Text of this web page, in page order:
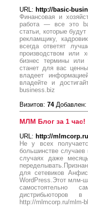
URL: http://basic-
Финансовая и
работа — все это
статьи, которые
рекламщику,
всегда ответят
производством или
бизнес термины или
станет для вас
владеет
владейте и
business.biz
Визитов: 74Добавлен:
МЛМ Блог за 1 час!
URL: http://
Не у всех
большинстве случаев
случаях даже
для сетевиков
WordPress.Этот млм-
самостоятельно
дистрибьюторов
http://mlmcorp.ru/mlm-